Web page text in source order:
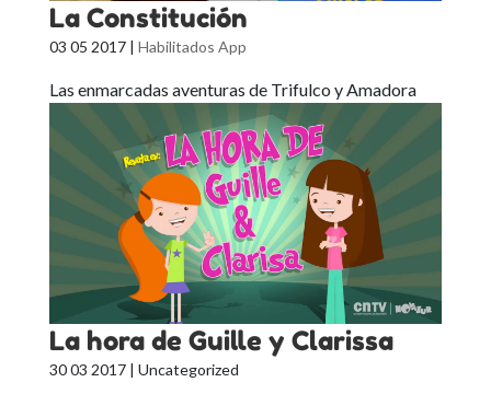
La Constitución
03 05 2017| Habilitados App
Las enmarcadas aventuras de Trifulco y Amadora
La hora de Guille y Clarissa
30 03 2017| Uncategorized